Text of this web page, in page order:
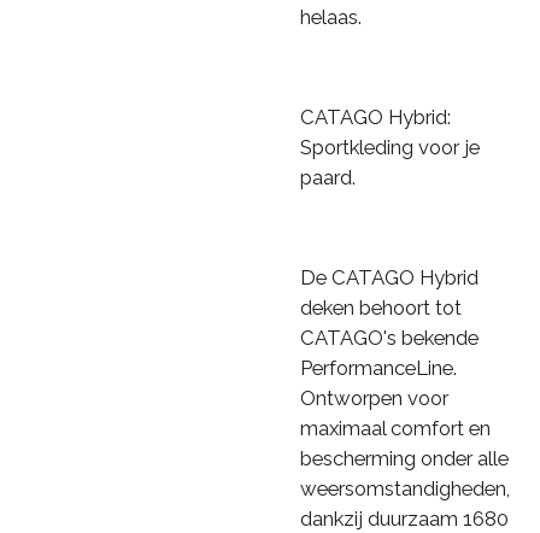
helaas.
CATAGO Hybrid:
Sportkleding voor je
paard.
De CATAGO Hybrid
deken behoort tot
CATAGO's bekende
PerformanceLine.
Ontworpen voor
maximaal comfort en
bescherming onder alle
weersomstandigheden,
dankzij duurzaam 1680